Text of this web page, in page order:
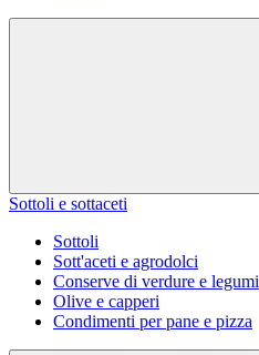
Sottoli e sottaceti
Sottoli
Sott'aceti e agrodolci
Conserve di verdure e legumi
Olive e capperi
Condimenti per pane e pizza